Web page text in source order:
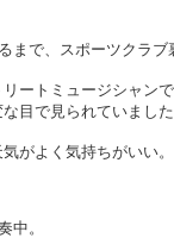
まで、スポーツクラ
ートミュージシャン
目で見られていまし
がよく気持ちがいい。
中。